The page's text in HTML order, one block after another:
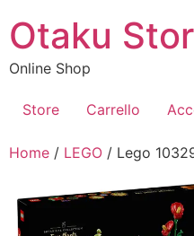
contenuto
Otaku
Online Shop
Store Carrello
Home / LEGO / Lego